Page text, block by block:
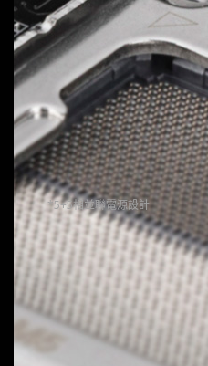
技嘉並聯式電源
提供穩定、高效能的電力，
樓。
10
VCORE Phases
解鎖多核心處理器的全部潛
*5+5相並聯電源設計
2
SOC Phase DrMOS 60A
針對 CPU 內建 GPU 性能及